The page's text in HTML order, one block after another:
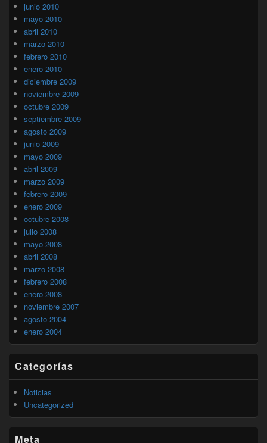
junio 2010
mayo 2010
abril 2010
marzo 2010
febrero 2010
enero 2010
diciembre 2009
noviembre 2009
octubre 2009
septiembre 2009
agosto 2009
junio 2009
mayo 2009
abril 2009
marzo 2009
febrero 2009
enero 2009
octubre 2008
julio 2008
mayo 2008
abril 2008
marzo 2008
febrero 2008
enero 2008
noviembre 2007
agosto 2004
enero 2004
Categorías
Noticias
Uncategorized
Meta